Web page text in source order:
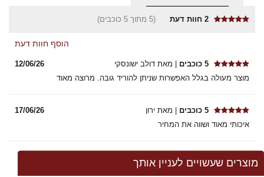
2 חוות דעת (5 מתוך 5 כוכבים)
הוסף חוות דעת
5 כוכבים | מאת דולב ישונסקי
12/06/26
מוצר מעולה בגלל האפשרות שניתן להוריד גובה. מרוצה מאוד
5 כוכבים | מאת ירון
17/06/26
איכותי מאוד ושווה את המחיר
מוצרים שעשויים לעניין אותך